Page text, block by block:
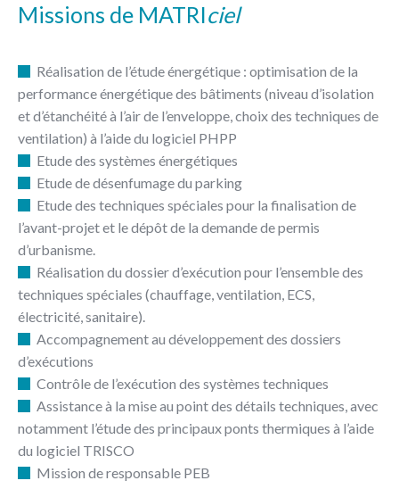
Missions de MATRIciel
Réalisation de l’étude énergétique : optimisation de la
performance énergétique des bâtiments (niveau d’isolation
et d’étanchéité à l’air de l’enveloppe, choix des techniques de
ventilation) à l’aide du logiciel PHPP
Etude des systèmes énergétiques
Etude de désenfumage du parking
Etude des techniques spéciales pour la finalisation de
l’avant-projet et le dépôt de la demande de permis
d’urbanisme.
Réalisation du dossier d’exécution pour l’ensemble des
techniques spéciales (chauffage, ventilation, ECS,
électricité, sanitaire).
Accompagnement au développement des dossiers
d’exécutions
Contrôle de l’exécution des systèmes techniques
Assistance à la mise au point des détails techniques, avec
notamment l’étude des principaux ponts thermiques à l’aide
du logiciel TRISCO
Mission de responsable PEB